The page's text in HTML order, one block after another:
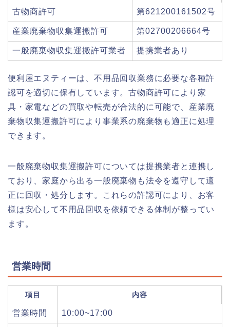
古物商許可 第621200161502号
産業廃棄物収集運搬許可 第02700206664号
一般廃棄物収集運搬許可業者 提携業者あり
便利屋エヌティーは、不用品回収業務に必要な各種許
認可を適切に保有しています。古物商許可により家
具・家電などの買取や転売が合法的に可能で、産業廃
棄物収集運搬許可により事業系の廃棄物も適正に処理
できます。
一般廃棄物収集運搬許可については提携業者と連携し
ており、家庭から出る一般廃棄物も法令を遵守して適
正に回収・処分します。これらの許認可により、お客
様は安心して不用品回収を依頼できる体制が整ってい
ます。
営業時間
項目 内容
営業時間 10:00~17:00